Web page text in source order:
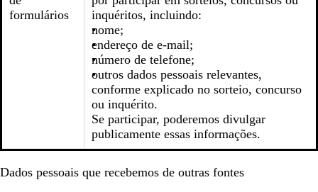
formulários
inquéritos, incluindo:
nome;
endereço de e-mail;
número de telefone;
outros dados pessoais relevantes,
conforme explicado no sorteio, concurso
ou inquérito.
Se participar, poderemos divulgar
publicamente essas informações.
Dados pessoais que recebemos de outras fontes